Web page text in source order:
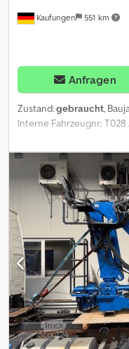
Kaufungen 551 km
Anfragen
Zustand:gebraucht,
Interne Fahrzeugnr.:
Hof in Kaufungen Mehr
GmbH (Deutsch, English,
Sologubova (Polnisch,
Manitowoc Lastmoment
Reichweite 2.5 m
Lastmoment 125 kNm
Grad-Drehung
HINO E 13 C, 6 Zylinder,
Drehmoment: 1.930 Nm
Finanzierungsbeispiel: *
109.900,00 ¤ *
Rate: 1.700,49 ¤ *
Ihnen zusagt oder dieses
wollen, kontaktieren Sie
Ihren Anruf. Irrtümer